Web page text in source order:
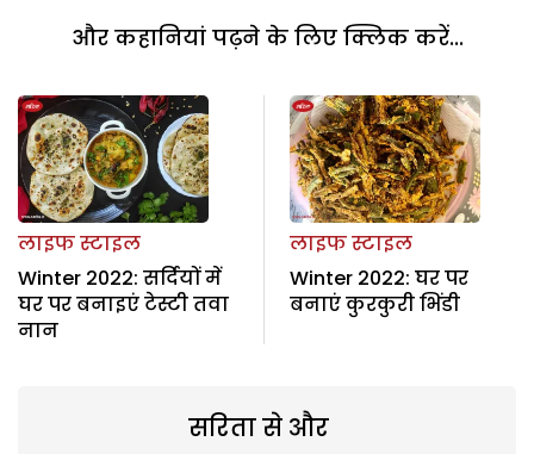
और कहानियां पढ़ने के लिए क्लिक करें...
लाइफ स्टाइल
Winter 2022: सर्दियों में
घर पर बनाइएं टेस्टी तवा
नान
लाइफ स्टाइल
Winter 2022: घर पर
बनाएं कुरकुरी भिंडी
सरिता से और